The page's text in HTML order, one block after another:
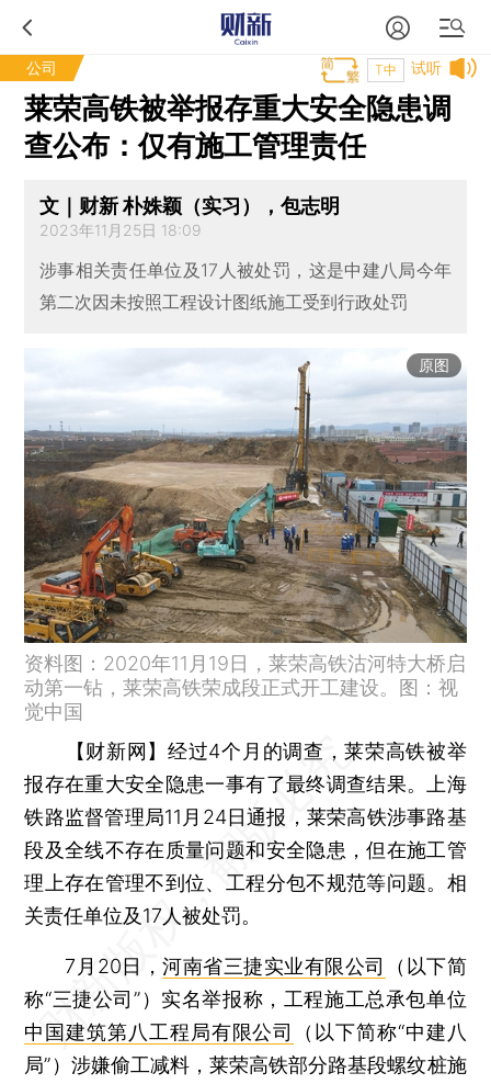
公司 试听
T中
莱荣高铁被举报存重大安全隐患调
查公布：仅有施工管理责任
文｜财新 朴姝颖（实习），包志明
2023年11月25日 18:09
涉事相关责任单位及17人被处罚，这是中建八局今年
第二次因未按照工程设计图纸施工受到行政处罚
原图
资料图：2020年11月19日，莱荣高铁沽河特大桥启
动第一钻，莱荣高铁荣成段正式开工建设。图：视
觉中国
【财新网】经过4个月的调查，莱荣高铁被举
报存在重大安全隐患一事有了最终调查结果。上海
铁路监督管理局11月24日通报，莱荣高铁涉事路基
段及全线不存在质量问题和安全隐患，但在施工管
理上存在管理不到位、工程分包不规范等问题。相
关责任单位及17人被处罚。
7月20日，河南省三捷实业有限公司
（以下简
称“三捷公司”）实名举报称，工程施工总承包单位
中国建筑第八工程局有限公司
（以下简称“中建八
局”）涉嫌偷工减料，莱荣高铁部分路基段螺纹桩施